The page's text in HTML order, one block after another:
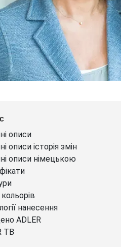
описи
описи історія змін
описи німецькою
нанесення
ADLER
ТВ